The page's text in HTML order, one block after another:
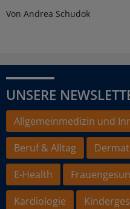
Von Andrea Schudok
UNSERE
Allgemeinmedizin und
Beruf & Alltag
E-Health
Kardiologie